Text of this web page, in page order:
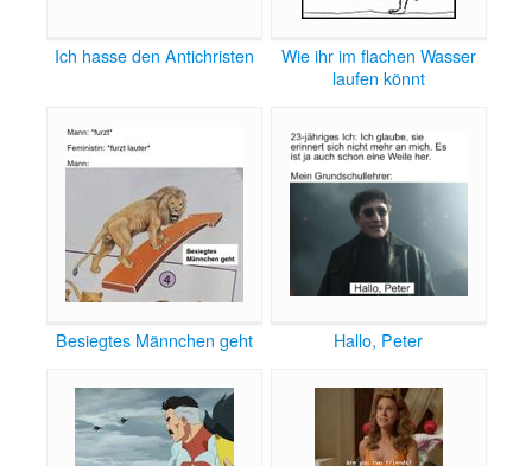
Ich hasse den Antichristen
Wie ihr im flachen Wasser
laufen könnt
Besiegtes Männchen geht Hallo, Peter